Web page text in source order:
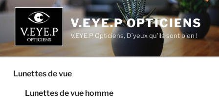
Aller
au
contenu
principal
V.EYE.P OPTICIENS
V.EYE.P Opticiens, D´yeux qu’ils sont bien !
Lunettes de vue
Lunettes de vue homme